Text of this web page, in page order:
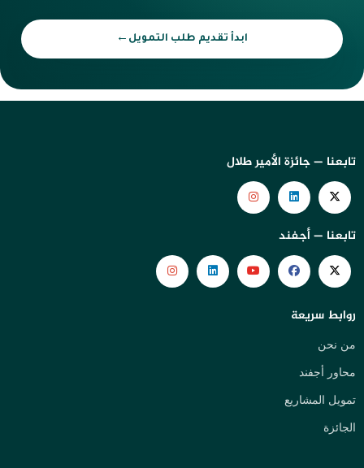
ابدأ تقديم طلب التمويل ←
تابعنا — جائزة الأمير طلال
تابعنا — أجفند
روابط سريعة
من نحن
محاور أجفند
تمويل المشاريع
الجائزة